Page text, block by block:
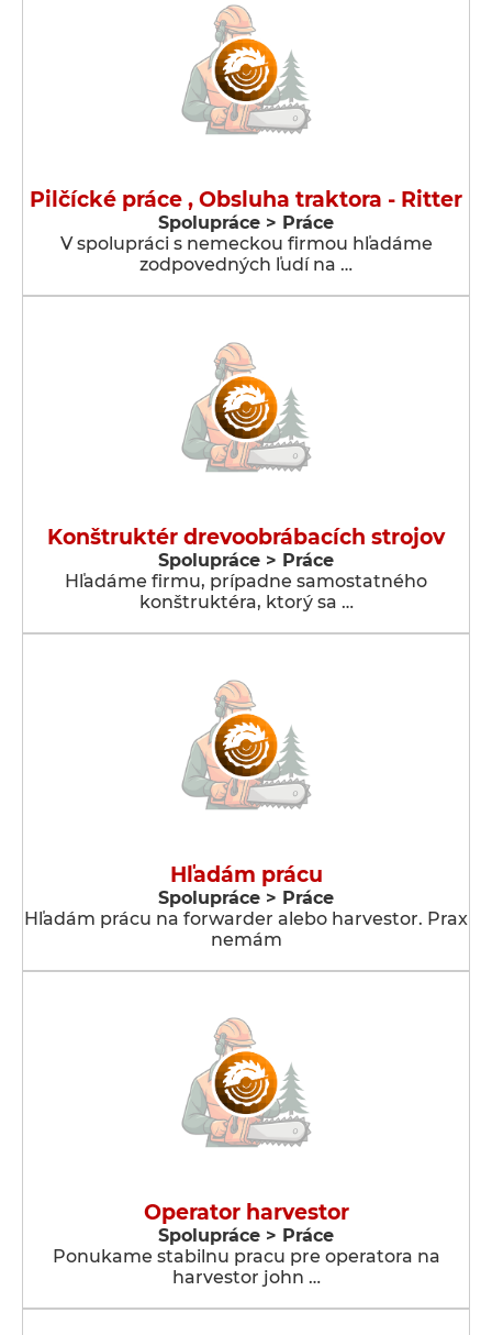
Pilčícké práce , Obsluha traktora - Ritter
Spolupráce > Práce
V spolupráci s nemeckou firmou hľadáme
zodpovedných ľudí na …
Konštruktér drevoobrábacích strojov
Spolupráce > Práce
Hľadáme firmu, prípadne samostatného
konštruktéra, ktorý sa …
Hľadám prácu
Spolupráce > Práce
Hľadám prácu na forwarder alebo harvestor. Prax
nemám
Operator harvestor
Spolupráce > Práce
Ponukame stabilnu pracu pre operatora na
harvestor john …